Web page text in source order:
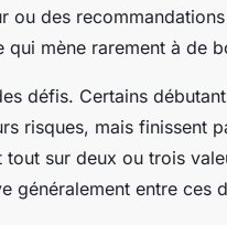
des
mène rarement à de
défis. Certains
risques, mais finissent
sur deux ou trois
généralement entre ces